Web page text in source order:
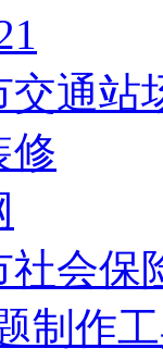
交通站
修
社会保
制作